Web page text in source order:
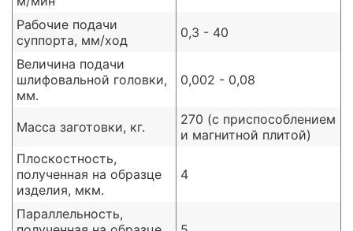
Рабочие подачи
суппорта, мм/ход
0,3 - 40
Величина подачи
шлифовальной головки,
мм.
0,002 - 0,08
Масса заготовки, кг.
270 (с приспособлением
и магнитной плитой)
Плоскостность,
полученная на образце
изделия, мкм.
4
Параллельность,